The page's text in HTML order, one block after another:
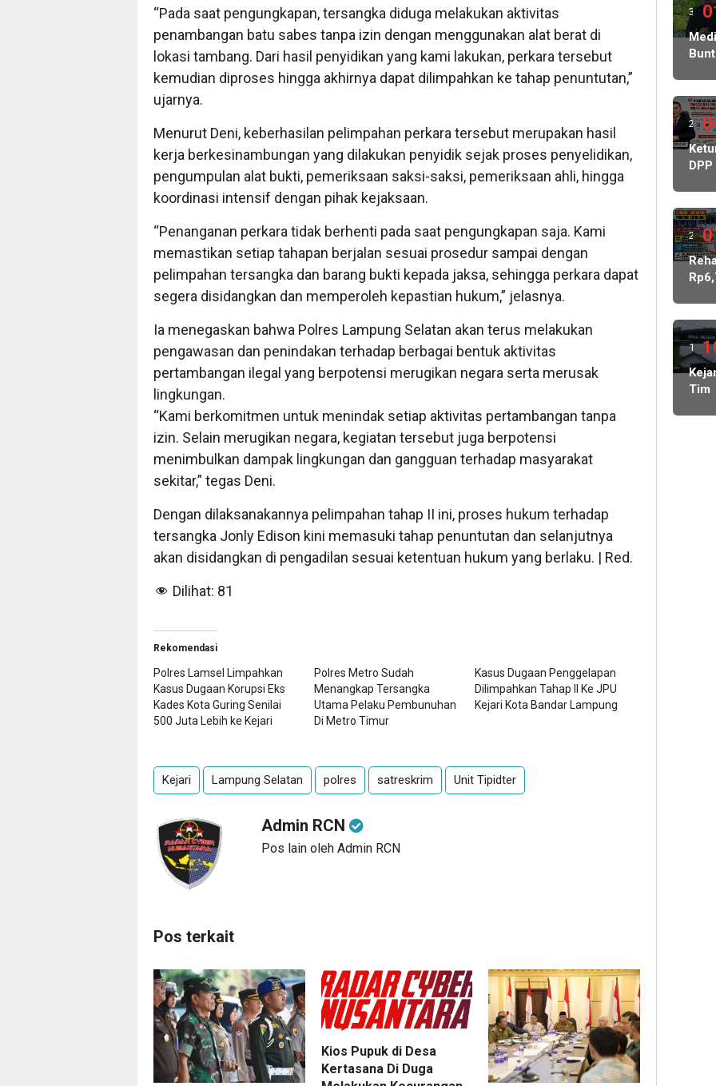
“Pada saat pengungkapan, tersangka diduga melakukan aktivitas
penambangan batu sabes tanpa izin dengan menggunakan alat berat di
lokasi tambang. Dari hasil penyidikan yang kami lakukan, perkara tersebut
kemudian diproses hingga akhirnya dapat dilimpahkan ke tahap penuntutan,”
ujarnya.
Menurut Deni, keberhasilan pelimpahan perkara tersebut merupakan hasil
kerja berkesinambungan yang dilakukan penyidik sejak proses penyelidikan,
pengumpulan alat bukti, pemeriksaan saksi-saksi, pemeriksaan ahli, hingga
koordinasi intensif dengan pihak kejaksaan.
“Penanganan perkara tidak berhenti pada saat pengungkapan saja. Kami
memastikan setiap tahapan berjalan sesuai prosedur sampai dengan
pelimpahan tersangka dan barang bukti kepada jaksa, sehingga perkara dapat
segera disidangkan dan memperoleh kepastian hukum,” jelasnya.
Ia menegaskan bahwa Polres Lampung Selatan akan terus melakukan
pengawasan dan penindakan terhadap berbagai bentuk aktivitas
pertambangan ilegal yang berpotensi merugikan negara serta merusak
lingkungan.
“Kami berkomitmen untuk menindak setiap aktivitas pertambangan tanpa
izin. Selain merugikan negara, kegiatan tersebut juga berpotensi
menimbulkan dampak lingkungan dan gangguan terhadap masyarakat
sekitar,” tegas Deni.
Dengan dilaksanakannya pelimpahan tahap II ini, proses hukum terhadap
tersangka Jonly Edison kini memasuki tahap penuntutan dan selanjutnya
akan disidangkan di pengadilan sesuai ketentuan hukum yang berlaku. | Red.
Dilihat: 81
Rekomendasi
Polres Lamsel Limpahkan
Kasus Dugaan Korupsi Eks
Kades Kota Guring Senilai
500 Juta Lebih ke Kejari
Polres Metro Sudah
Menangkap Tersangka
Utama Pelaku Pembunuhan
Di Metro Timur
Kasus Dugaan Penggelapan
Dilimpahkan Tahap II Ke JPU
Kejari Kota Bandar Lampung
Kejari Lampung Selatan polres satreskrim Unit Tipidter
Admin RCN
Pos lain oleh Admin RCN
Pos terkait
Kios Pupuk di Desa
Kertasana Di Duga
3
lalu
Juta
Ke
2
lalu
DPP
Dana
dan
Buka
2
lalu
Juta
1
lalu
Tim